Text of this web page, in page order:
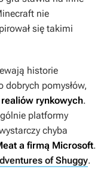
nie
się takimi
historie
pomysłów,
rynkowych.
platformy
chyba
a firmą Microsoft.
of Shuggy.